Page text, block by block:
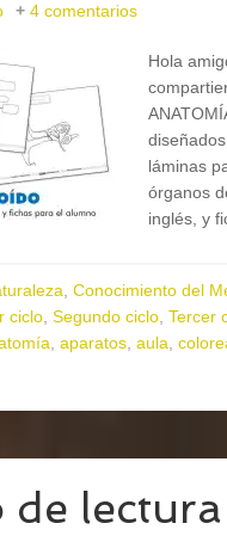
4 comentarios
Hola
láminas
órganos
inglés, y
Conocimiento del
ciclo Segundo ciclo Tercer
aparatos aula